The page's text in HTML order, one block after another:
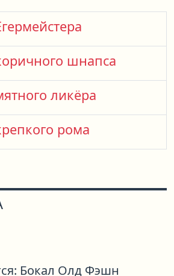
шнапса
ликёра
рома
Бокал Олд Фэшн